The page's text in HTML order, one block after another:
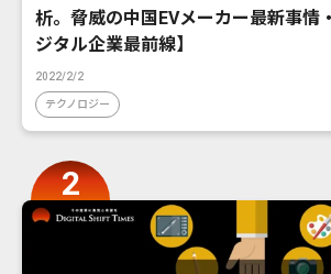
析。脅威の中国EVメーカー最新事情
ジタル企業最前線】
2022/2/2
テクノロジー